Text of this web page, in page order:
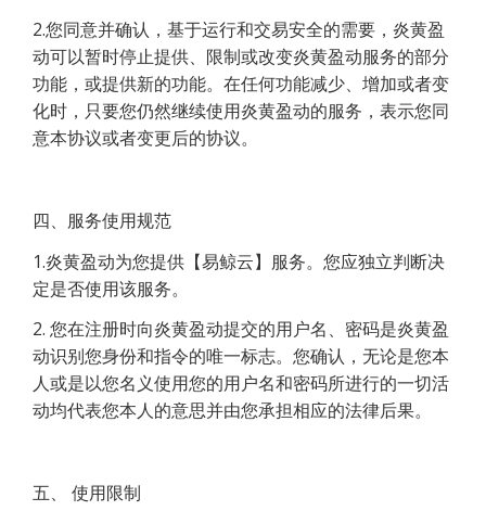
2.您同意并确认，基于运行和交易安全的需要，炎黄盈
动可以暂时停止提供、限制或改变炎黄盈动服务的部分
功能，或提供新的功能。在任何功能减少、增加或者变
化时，只要您仍然继续使用炎黄盈动的服务，表示您同
意本协议或者变更后的协议。
四、服务使用规范
1.炎黄盈动为您提供【易鲸云】服务。您应独立判断决
定是否使用该服务。
2. 您在注册时向炎黄盈动提交的用户名、密码是炎黄盈
动识别您身份和指令的唯一标志。您确认，无论是您本
人或是以您名义使用您的用户名和密码所进行的一切活
动均代表您本人的意思并由您承担相应的法律后果。
五、 使用限制